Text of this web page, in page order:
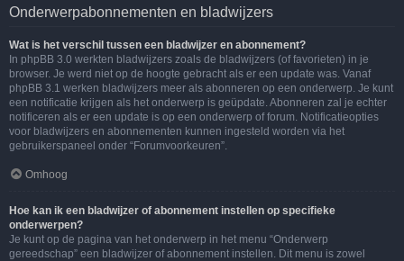
Onderwerpabonnementen en bladwijzers
Wat is het verschil tussen een bladwijzer en abonnement?
In phpBB 3.0 werkten bladwijzers zoals de bladwijzers (of favorieten) in je
browser. Je werd niet op de hoogte gebracht als er een update was. Vanaf
phpBB 3.1 werken bladwijzers meer als abonneren op een onderwerp. Je kunt
een notificatie krijgen als het onderwerp is geüpdate. Abonneren zal je echter
notificeren als er een update is op een onderwerp of forum. Notificatieopties
voor bladwijzers en abonnementen kunnen ingesteld worden via het
gebruikerspaneel onder “Forumvoorkeuren”.
Omhoog
Hoe kan ik een bladwijzer of abonnement instellen op specifieke
onderwerpen?
Je kunt op de pagina van het onderwerp in het menu “Onderwerp
gereedschap” een bladwijzer of abonnement instellen. Dit menu is zowel